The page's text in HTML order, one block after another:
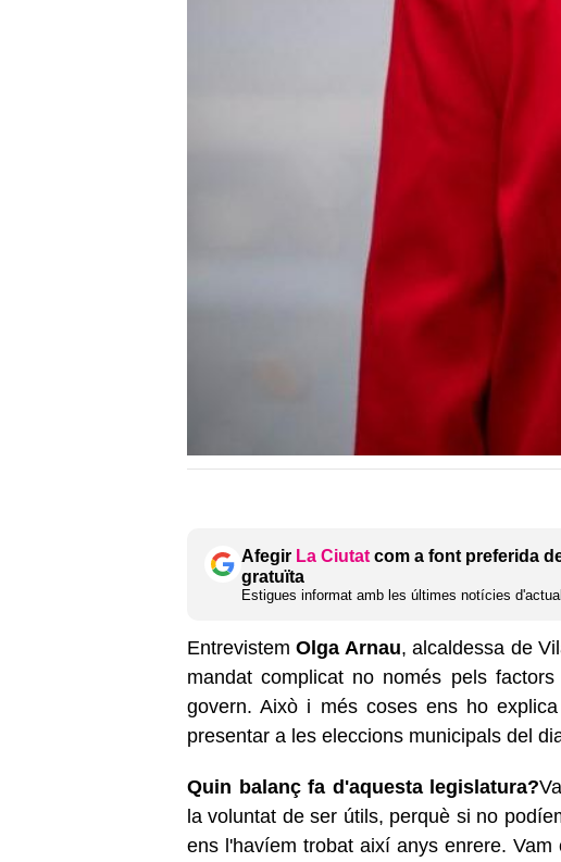
Afegir La Ciutat com a font preferida
gratuïta
Estigues informat amb les últimes notícies
EntrevistemOlga Arnau, alcaldessa de
mandat complicat no només pels
govern. Això i més coses ens ho
presentar a les eleccions municipals del
Quin balanç fa d'aquesta legislatura?
la voluntat de ser útils, perquè si no
ens l'havíem trobat així anys enrere.